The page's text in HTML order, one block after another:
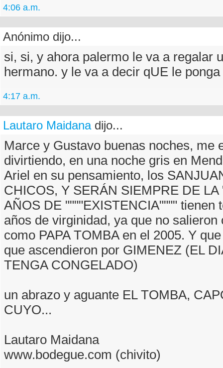
4:06 a.m.
Anónimo dijo...
si, si, y ahora palermo le va a regalar
hermano. y le va a decir qUE le
4:17 a.m.
Lautaro Maidanadijo...
Marce y Gustavo buenas noches, me
divirtiendo, en una noche gris en
Ariel en su pensamiento, los
CHICOS, Y SERÁN SIEMPRE DE LA
AÑOS DE """"EXISTENCIA"""" tienen
años de virginidad, ya que no salieron
como PAPA TOMBA en el 2005. Y
que ascendieron por GIMENEZ (EL
TENGA CONGELADO)
un abrazo y aguante EL TOMBA,
CUYO...
Lautaro Maidana
www.bodegue.com (chivito)